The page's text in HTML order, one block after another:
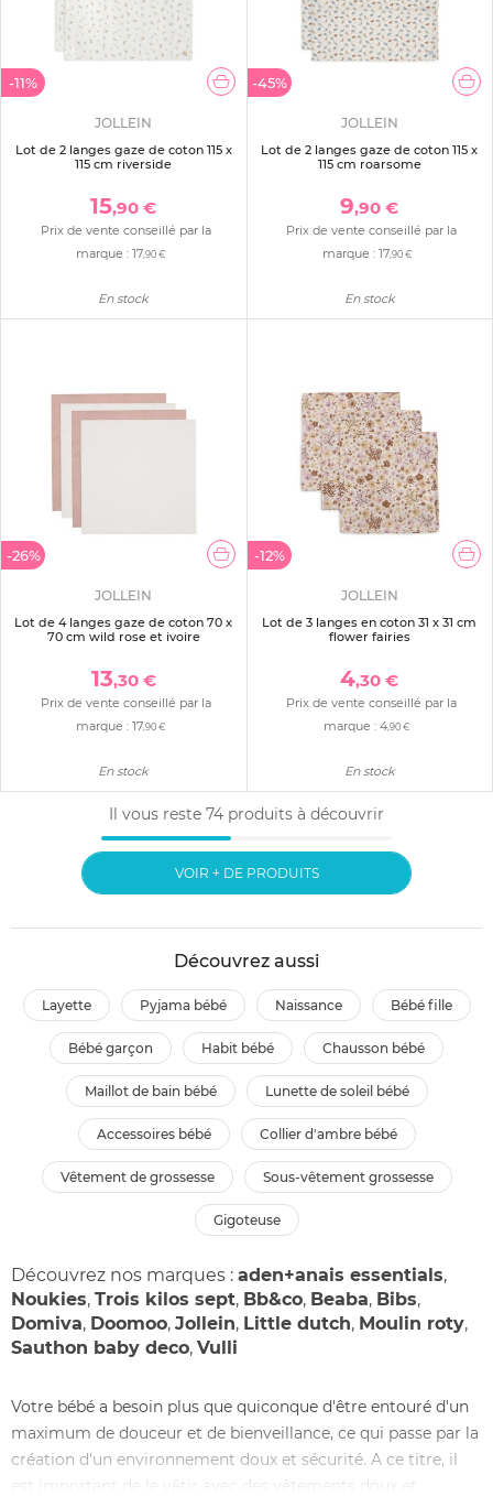
-11%
JOLLEIN
Lot de 2 langes gaze de coton 115 x
115 cm riverside
15,90 €
Prix de vente conseillé par la
marque :17,90 €
En stock
-45%
JOLLEIN
Lot de 2 langes gaze de coton 115 x
115 cm roarsome
9,90 €
Prix de vente conseillé par la
marque : 17,90 €
En stock
-26%
JOLLEIN
Lot de 4 langes gaze de coton 70 x
70 cm wild rose et ivoire
13,30 €
Prix de vente conseillé par la
marque :17 ,90 €
En stock
-12%
JOLLEIN
Lot de 3 langes en coton 31 x 31 cm
flower fairies
4,30 €
Prix de vente conseillé par la
marque :4 ,90 €
En stock
Il vous reste 74 produits à découvrir
VOIR + DE PRODUITS
Découvrez aussi
layette pyjama bébé naissance bébé fille
bébé garçon habit bébé chausson bébé
maillot de bain bébé lunette de soleil bébé
accessoires bébé collier d'ambre bébé
vêtement de grossesse sous-vêtement grossesse
gigoteuse
Découvrez nos marques : aden+anais essentials,
Noukies, Trois kilos sept, Bb&co, Beaba, Bibs,
Domiva, Doomoo, Jollein, Little dutch, Moulin roty,
Sauthon baby deco, Vulli
Votre bébé a besoin plus que quiconque d'être entouré d'un
maximum de douceur et de bienveillance, ce qui passe par la
création d'un environnement doux et sécurité. A ce titre, il
est important de le vêtir avec des vêtements doux et